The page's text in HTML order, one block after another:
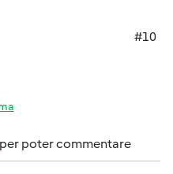
#10
per poter commentare